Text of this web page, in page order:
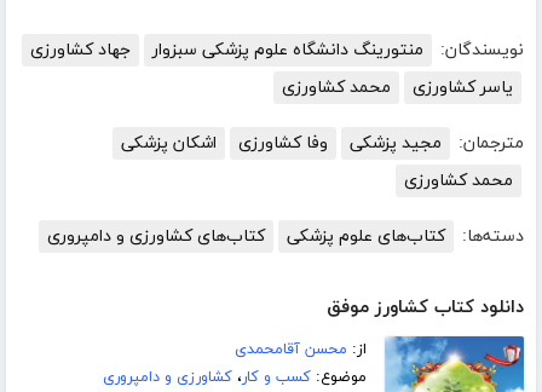
نویسندگان: منتورینگ دانشگاه علوم پزشکی سبزوار
جهاد کشاورزی
یاسر کشاورزی
محمد کشاورزی
مترجمان: مجید پزشکی وفا کشاورزی
اشکان پزشکی
محمد کشاورزی
دسته‌ها: کتاب‌های علوم پزشکی کتاب‌های کشاورزی و دامپروری
دانلود کتاب کشاورز موفق
از: محسن آقامحمدی
موضوع:کسب و کار،کشاورزی و دامپروری